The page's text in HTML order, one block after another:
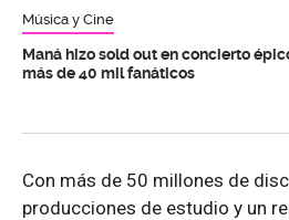
Música y Cine
Maná hizo sold out en concierto
más de 40 mil fanáticos
Con más de 50 millones de
producciones de estudio y un